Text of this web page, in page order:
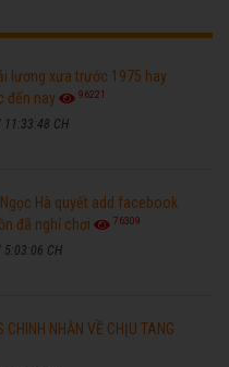
lương xưa trước 1975 hay
đến nay
96221
11:33:48 CH
Hà quyết add facebook
đã nghỉ chơi
76309
CH
CHINH NHẪN VỀ CHỊU TANG